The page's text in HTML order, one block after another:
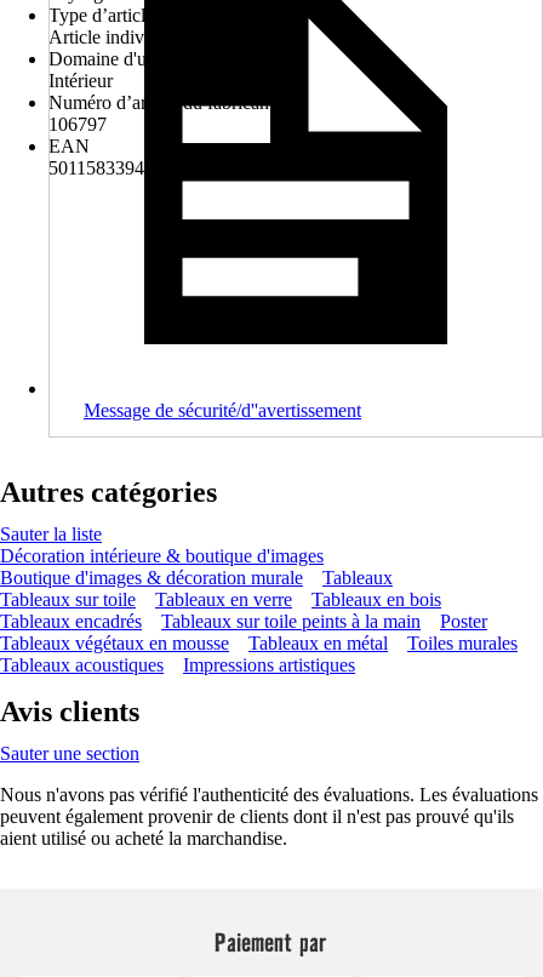
Type d’article
Article individuel
Domaine d'utilisation
Intérieur
Numéro d’article du fabricant
106797
EAN
5011583394313
Message de sécurité/d''avertissement
Autres catégories
Sauter la liste
Décoration intérieure & boutique d'images
Boutique d'images & décoration murale
Tableaux
Tableaux sur toile
Tableaux en verre
Tableaux en bois
Tableaux encadrés
Tableaux sur toile peints à la main
Poster
Tableaux végétaux en mousse
Tableaux en métal
Toiles murales
Tableaux acoustiques
Impressions artistiques
Avis clients
Sauter une section
Nous n'avons pas vérifié l'authenticité des évaluations. Les évaluations
peuvent également provenir de clients dont il n'est pas prouvé qu'ils
aient utilisé ou acheté la marchandise.
Paiement par